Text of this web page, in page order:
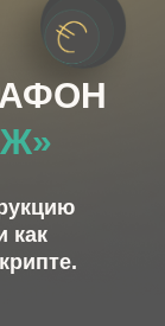
как